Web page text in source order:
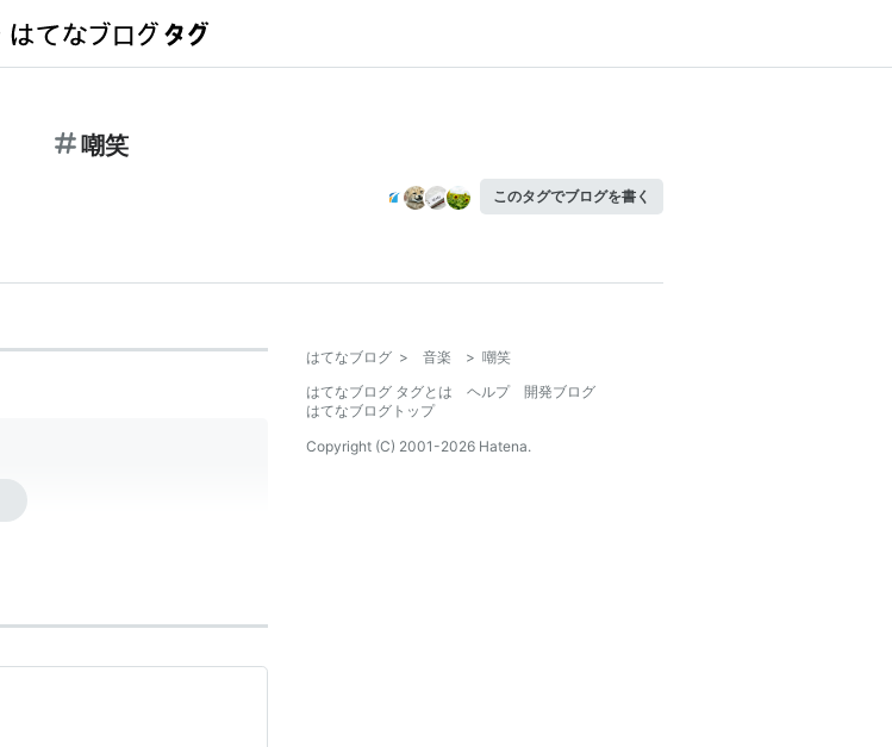
嘲笑
このタグでブログを書く
はてなブログ > 音楽 > 嘲笑
はてなブログ タグとは
ヘルプ
開発ブログ
はてなブログトップ
Copyright (C) 2001-2026 Hatena.